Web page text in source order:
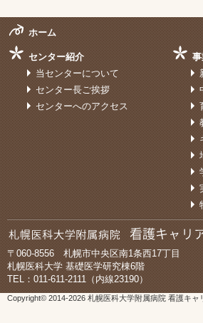
ホーム
センター紹介
当センターについて
センター長ご挨拶
センターへのアクセス
〒060-8556 札幌市中央区南1条西17丁目
札幌医科大学 基礎医学研究棟6階
TEL：011-611-2111（内線23190）
Copyright© 2014-2026 札幌医科大学附属病院 看護キ